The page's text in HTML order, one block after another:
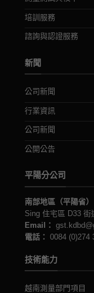
培訓服務
諮詢與認證服務
新聞
公司新聞
行業資訊
公司新聞
公開公告
平陽分公司
南部地區（平陽省）
Sing 住宅區 D33
Email：
電話： 0084 (0)274
技術能力
越南測量部門項目